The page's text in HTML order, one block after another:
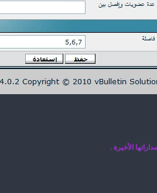
الأخيرة .